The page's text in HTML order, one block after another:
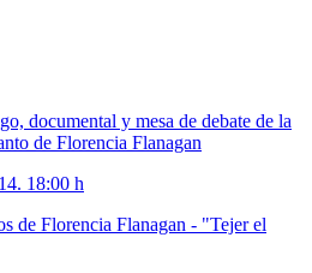
documental y mesa de debate de la
de Florencia Flanagan
18:00 h